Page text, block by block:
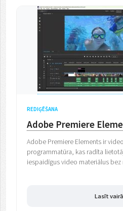
REDIĢĒŠANA
Adobe Premiere
Adobe Premiere Elements ir
programmatūra, kas radīta
iespaidīgus video materiālus
Lasīt